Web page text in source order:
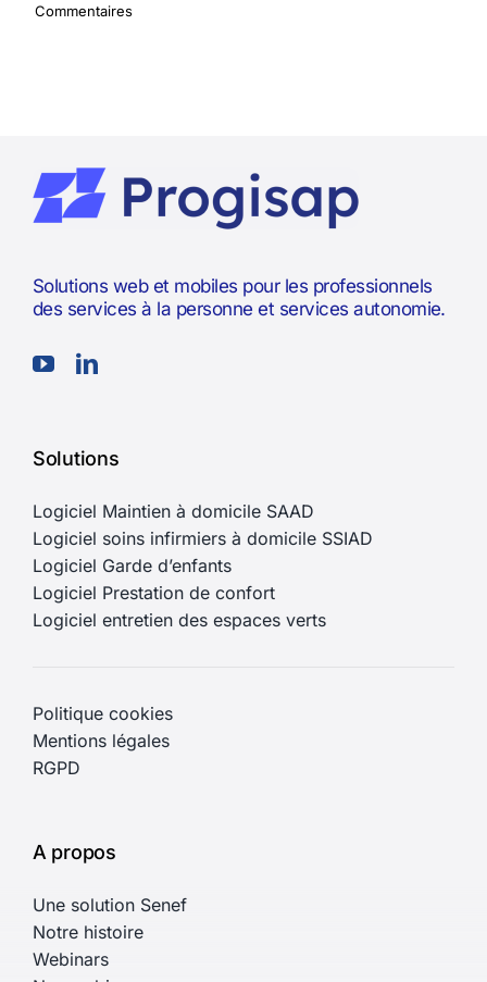
Commentaires
Solutions web et mobiles pour les professionnels
des services à la personne et services autonomie.
Solutions
Logiciel Maintien à domicile SAAD
Logiciel soins infirmiers à domicile SSIAD
Logiciel Garde d’enfants
Logiciel Prestation de confort
Logiciel entretien des espaces verts
Politique cookies
Mentions légales
RGPD
A propos
Une solution Senef
Notre histoire
Webinars